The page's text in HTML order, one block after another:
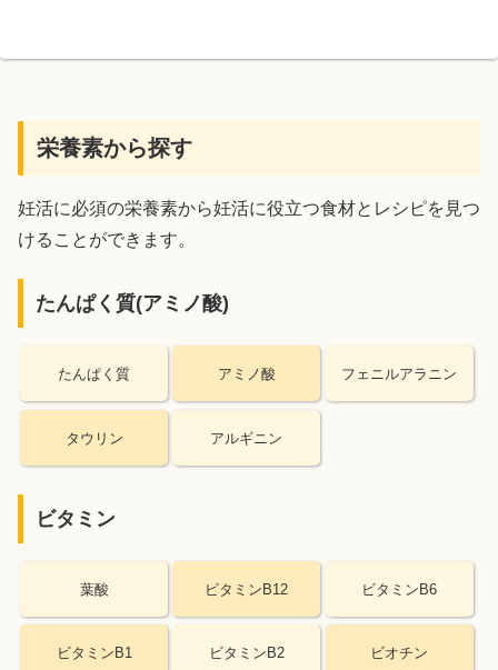
栄養素から探す
妊活に必須の栄養素から妊活に役立つ食材とレシピを見つ
けることができます。
たんぱく質(アミノ酸)
たんぱく質 アミノ酸 フェニルアラニン
タウリン アルギニン
ビタミン
葉酸 ビタミンB12 ビタミンB6
ビタミンB1 ビタミンB2 ビオチン